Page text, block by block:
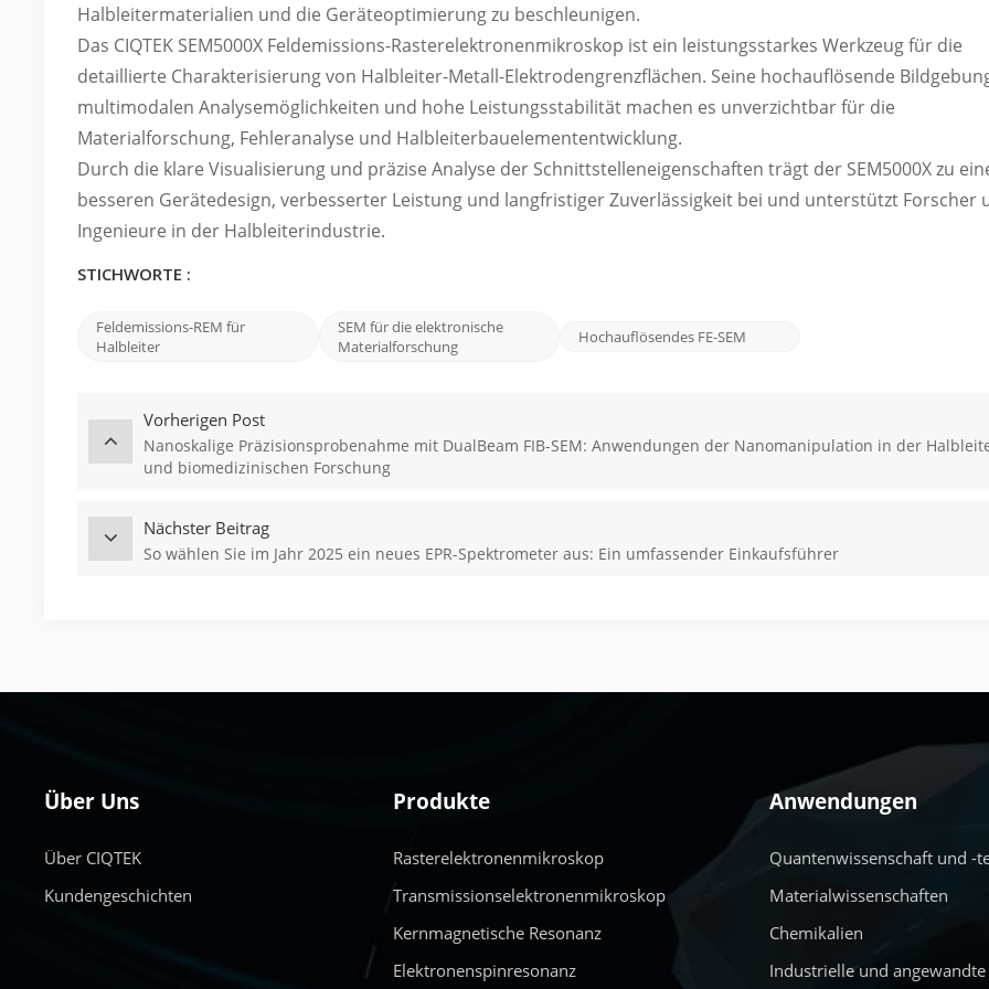
Halbleitermaterialien und die Geräteoptimierung zu beschleunigen.
Das CIQTEK SEM5000X Feldemissions-Rasterelektronenmikroskop ist ein leistungsstarkes Werkzeug für die
detaillierte Charakterisierung von Halbleiter-Metall-Elektrodengrenzflächen. Seine hochauflösende
multimodalen Analysemöglichkeiten und hohe Leistungsstabilität machen es unverzichtbar für die
Materialforschung, Fehleranalyse und Halbleiterbauelemententwicklung.
Durch die klare Visualisierung und präzise Analyse der Schnittstelleneigenschaften trägt der SEM5000X zu
besseren Gerätedesign, verbesserter Leistung und langfristiger Zuverlässigkeit bei und unterstützt Forscher
Ingenieure in der Halbleiterindustrie.
STICHWORTE :
Feldemissions-REM für
Halbleiter
SEM für die elektronische
Materialforschung
Hochauflösendes FE-SEM
Vorherigen Post
Nanoskalige Präzisionsprobenahme mit DualBeam FIB-SEM: Anwendungen der Nanomanipulation in der
und biomedizinischen Forschung
Nächster Beitrag
So wählen Sie im Jahr 2025 ein neues EPR-Spektrometer aus: Ein umfassender Einkaufsführer
Über Uns
Über CIQTEK
Kundengeschichten
Produkte
Rasterelektronenmikroskop
Transmissionselektronenmikroskop
Kernmagnetische Resonanz
Elektronenspinresonanz
Anwendungen
Quantenwissenschaft und -
Materialwissenschaften
Chemikalien
Industrielle und angewandte